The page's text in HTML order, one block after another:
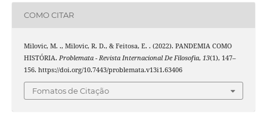
COMO CITAR
Milovic, M. ., Milovic, R. D., & Feitosa, E. . (2022). PANDEMIA COMO
HISTÓRIA. Problemata - Revista Internacional De Filosofia, 13(1), 147–
156. https://doi.org/10.7443/problemata.v13i1.63406
Fomatos de Citação